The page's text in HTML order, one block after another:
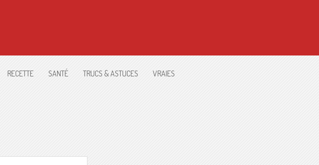
RECETTE SANTÉ TRUCS & ASTUCES VRAIES